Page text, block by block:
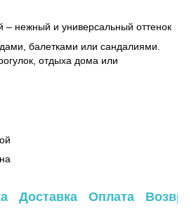
– нежный и универсальный оттенок
балетками или сандалиями.
отдыха дома или
Доставка Оплата